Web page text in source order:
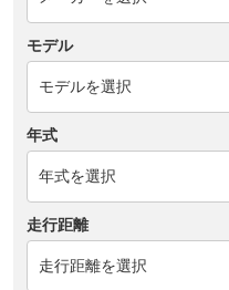
モデル
年式
走行距離